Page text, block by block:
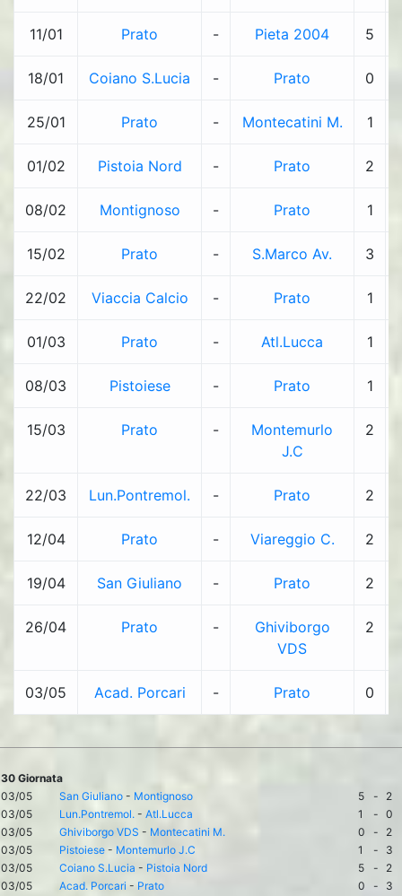
11/01 Prato - Pieta 2004 5
18/01 Coiano S.Lucia - Prato 0
25/01 Prato - Montecatini M. 1
01/02 Pistoia Nord - Prato 2
08/02 Montignoso - Prato 1
15/02 Prato - S.Marco Av. 3
22/02 Viaccia Calcio - Prato 1
01/03 Prato - Atl.Lucca 1
08/03 Pistoiese - Prato 1
15/03 Prato -
Montemurlo
J.C
2
22/03 Lun.Pontremol. - Prato 2
12/04 Prato - Viareggio C. 2
19/04 San Giuliano - Prato 2
26/04 Prato -
Ghiviborgo
VDS
2
03/05 Acad. Porcari - Prato 0
30 Giornata
03/05
San Giuliano - Montignoso 5 -
2
03/05
Lun.Pontremol. - Atl.Lucca 1 - 0
03/05
Ghiviborgo VDS - Montecatini M. 0 -
2
03/05
Pistoiese - Montemurlo J.C 1 -
3
03/05
Coiano S.Lucia - Pistoia Nord 5 -
2
03/05
Acad. Porcari - Prato 0 -
3